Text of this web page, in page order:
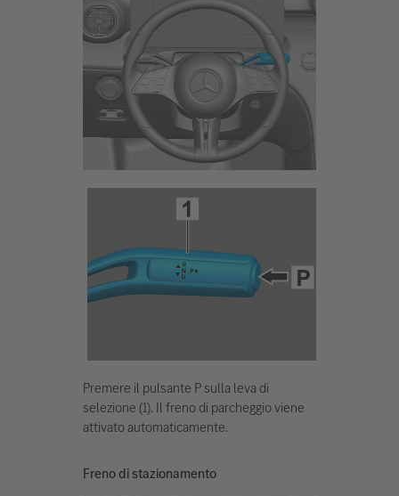
Premere il pulsante P sulla leva di
selezione (1). Il freno di parcheggio viene
attivato automaticamente.
Freno di stazionamento